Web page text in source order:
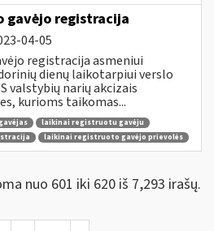
gavėjo registracija
04-05
registracija asmeniui
dienų laikotarpiui verslo
valstybių narių akcizais
kurioms taikomas...
laikinai registruotu gavėju
laikinai registruoto gavėjo prievolės
nuo 601 iki 620 iš 7,293 irašų.